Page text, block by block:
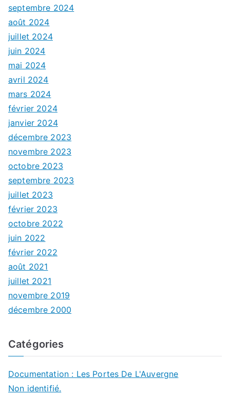
septembre 2024
août 2024
juillet 2024
juin 2024
mai 2024
avril 2024
mars 2024
février 2024
janvier 2024
décembre 2023
novembre 2023
octobre 2023
septembre 2023
juillet 2023
février 2023
octobre 2022
juin 2022
février 2022
août 2021
juillet 2021
novembre 2019
décembre 2000
Catégories
Documentation : Les Portes De L'Auvergne
Non identifié.